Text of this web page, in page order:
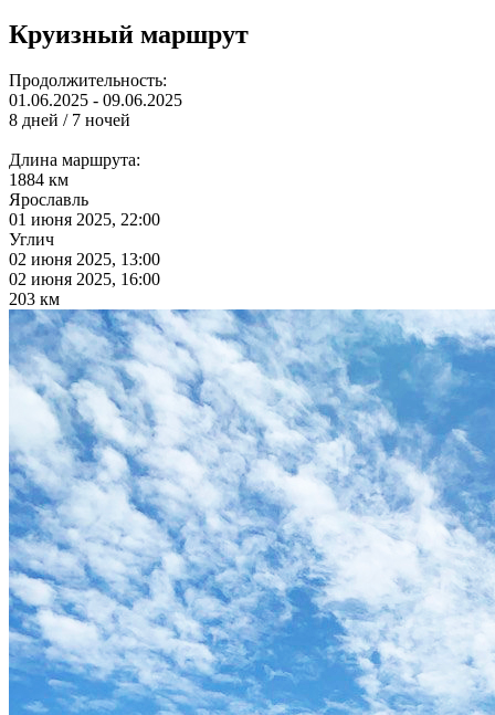
Круизный маршрут
Продолжительность:
01.06.2025 - 09.06.2025
8 дней / 7 ночей
Длина маршрута:
1884 км
Ярославль
01 июня 2025, 22:00
Углич
02 июня 2025, 13:00
02 июня 2025, 16:00
203 км